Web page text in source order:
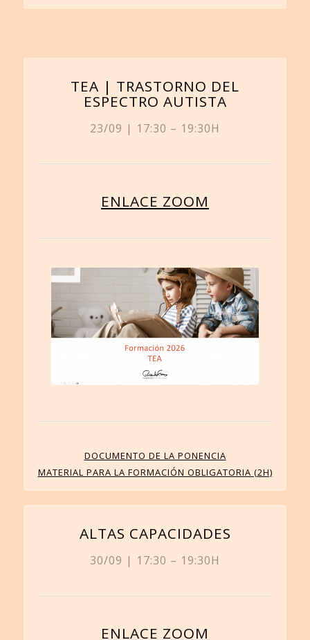
TEA | TRASTORNO DEL
ESPECTRO AUTISTA
23/09 | 17:30 – 19:30H
ENLACE ZOOM
DOCUMENTO DE LA PONENCIA
MATERIAL PARA LA FORMACIÓN OBLIGATORIA (2H)
ALTAS CAPACIDADES
30/09 | 17:30 – 19:30H
ENLACE ZOOM